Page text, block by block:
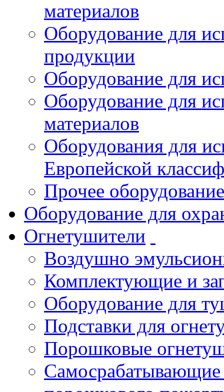
материалов
Оборудование для
продукции
Оборудование для
Оборудование для
материалов
Оборудования для
Европейской
Прочее оборудование
Оборудование для
Огнетушители
Воздушно
Комплектующие и
Оборудование для
Подставки для
Порошковые